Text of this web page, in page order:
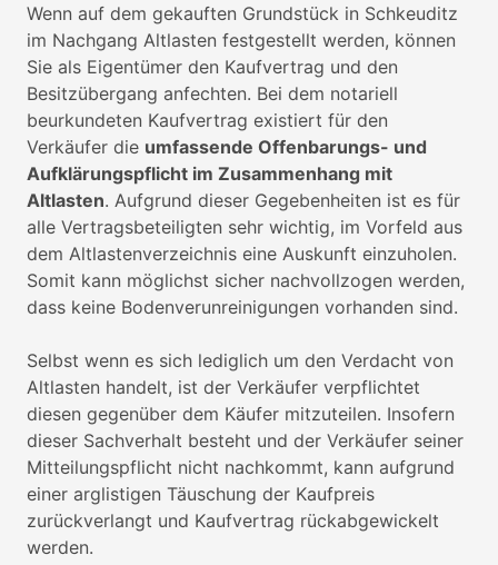
Wenn auf dem gekauften Grundstück in Schkeuditz
im Nachgang Altlasten festgestellt werden, können
Sie als Eigentümer den Kaufvertrag und den
Besitzübergang anfechten. Bei dem notariell
beurkundeten Kaufvertrag existiert für den
Verkäufer die umfassende Offenbarungs- und
Aufklärungspflicht im Zusammenhang mit
Altlasten. Aufgrund dieser Gegebenheiten ist es für
alle Vertragsbeteiligten sehr wichtig, im Vorfeld aus
dem Altlastenverzeichnis eine Auskunft einzuholen.
Somit kann möglichst sicher nachvollzogen werden,
dass keine Bodenverunreinigungen vorhanden sind.
Selbst wenn es sich lediglich um den Verdacht von
Altlasten handelt, ist der Verkäufer verpflichtet
diesen gegenüber dem Käufer mitzuteilen. Insofern
dieser Sachverhalt besteht und der Verkäufer seiner
Mitteilungspflicht nicht nachkommt, kann aufgrund
einer arglistigen Täuschung der Kaufpreis
zurückverlangt und Kaufvertrag rückabgewickelt
werden.